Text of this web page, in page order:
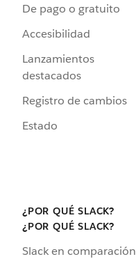
De pago o gratuito
Accesibilidad
Lanzamientos
destacados
Registro de cambios
Estado
¿POR QUÉ SLACK?
¿POR QUÉ SLACK?
Slack en comparación